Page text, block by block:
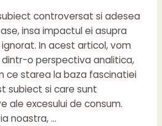
controversat si adesea
insa impactul ei asupra
In acest articol, vom
o perspectiva analitica,
ce starea la baza fascinatiei
subiect si care sunt
ale excesului de consum.
noastra, …